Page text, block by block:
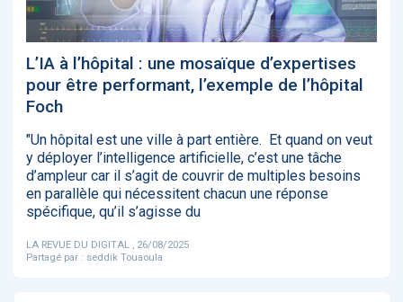
L’IA à l’hôpital : une mosaïque d’expertises
pour être performant, l’exemple de l’hôpital
Foch
"Un hôpital est une ville à part entière. Et quand on veut
y déployer l’intelligence artificielle, c’est une tâche
d’ampleur car il s’agit de couvrir de multiples besoins
en parallèle qui nécessitent chacun une réponse
spécifique, qu’il s’agisse du
LA REVUE DU DIGITAL , 26/08/2025
Partagé par : seddik Touaoula
‹ 1 2 3 4 5 ›
ACTUALITÉS 2885
E-Santé : il est
temps de
procéder à une
grande
révolution en
FDA clears new
AI-powered
cardiac imaging
solution
Attention à
ChatGPT, ce
n’est qu’un
illusionniste du